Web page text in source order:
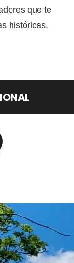
que te
históricas.